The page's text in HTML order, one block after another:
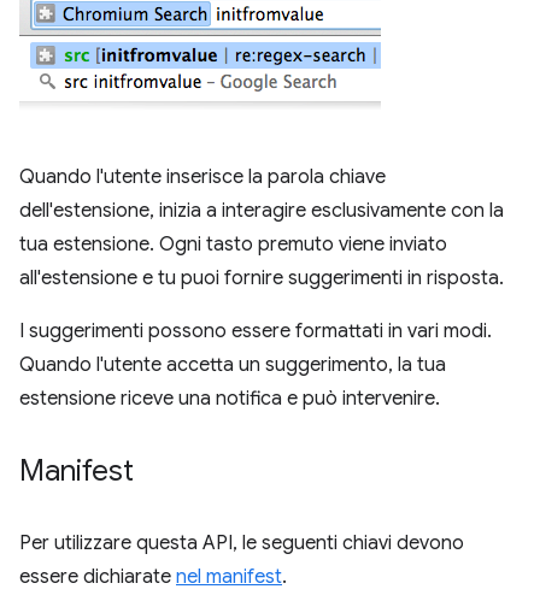
Quando l'utente inserisce la parola chiave
dell'estensione, inizia a interagire esclusivamente con la
tua estensione. Ogni tasto premuto viene inviato
all'estensione e tu puoi fornire suggerimenti in risposta.
I suggerimenti possono essere formattati in vari modi.
Quando l'utente accetta un suggerimento, la tua
estensione riceve una notifica e può intervenire.
Manifest
Per utilizzare questa API, le seguenti chiavi devono
essere dichiarate nel manifest.